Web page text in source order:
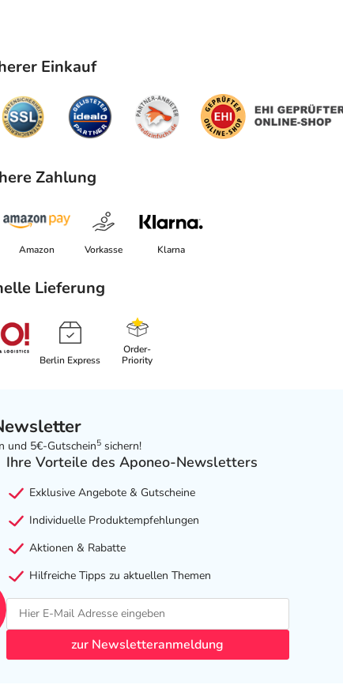
Einkauf
Zahlung
Amazon Vorkasse Klarna
Lieferung
Berlin Express
Order-
Priority
und 5€-Gutschein5 sichern!
Ihre Vorteile des Aponeo-Newsletters
Exklusive Angebote & Gutscheine
Individuelle Produktempfehlungen
Aktionen & Rabatte
Hilfreiche Tipps zu aktuellen Themen
zur Newsletteranmeldung